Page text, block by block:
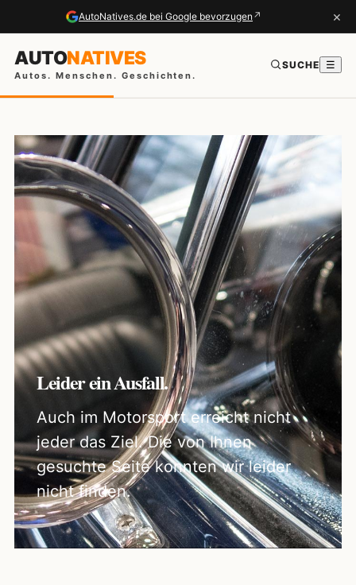
AutoNatives.de bei Google bevorzugen ↗ ×
AUTONATIVES
Autos. Menschen. Geschichten.
SUCHE ☰
Leider ein Ausfall.
Auch im Motorsport erreicht nicht
jeder das Ziel. Die von Ihnen
gesuchte Seite konnten wir leider
nicht finden.